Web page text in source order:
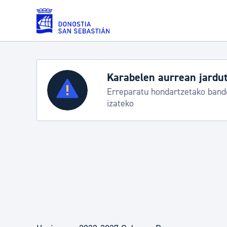
Eduki nagusira joan
Zerbitzuak
Errolda eta gai pertsonalak
Karabelen aurrean
Erreparatu hondartzetako
izateko